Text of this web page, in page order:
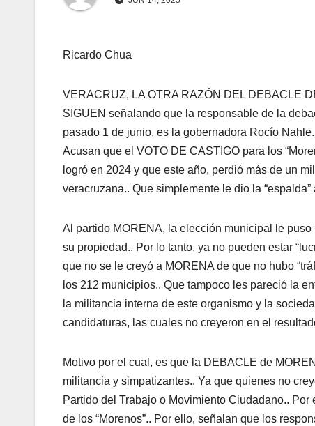
Ricardo Chua
VERACRUZ, LA OTRA RAZÓN DEL DEBACLE
SIGUEN señalando que la responsable de la
pasado 1 de junio, es la gobernadora Rocío
Acusan que el VOTO DE CASTIGO para los
logró en 2024 y que este año, perdió más de un
veracruzana.. Que simplemente le dio la
Al partido MORENA, la elección municipal le
su propiedad.. Por lo tanto, ya no pueden estar
que no se le creyó a MORENA de que no hubo
los 212 municipios.. Que tampoco les pareció la
la militancia interna de este organismo y la
candidaturas, las cuales no creyeron en el
Motivo por el cual, es que la DEBACLE de
militancia y simpatizantes.. Ya que quienes no
Partido del Trabajo o Movimiento Ciudadano..
de los “Morenos”.. Por ello, señalan que los